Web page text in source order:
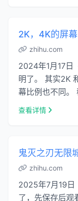
2K，4K的屏
zhihu.com
2024年1月17日
明了。 其实2K
幕比例也不同。
屏幕的不同的比
查看详情
鬼灭之刃无限
zhihu.com
2025年7月19日
了，先保存后观